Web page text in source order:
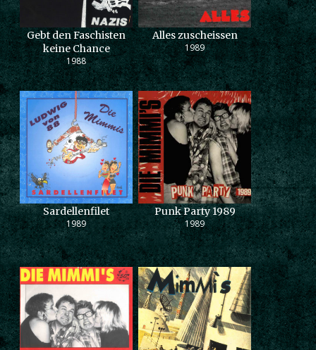
Gebt den Faschisten
keine Chance
1988
Alles zuscheissen
1989
Sardellenfilet
1989
Punk Party 1989
1989